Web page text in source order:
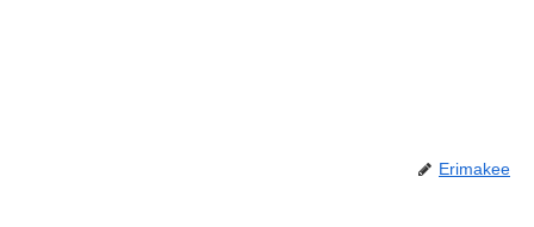
Erimakee